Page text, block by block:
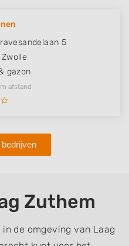
5
Zwolle
gazon
afstand
Zuthem
de omgeving van Laag